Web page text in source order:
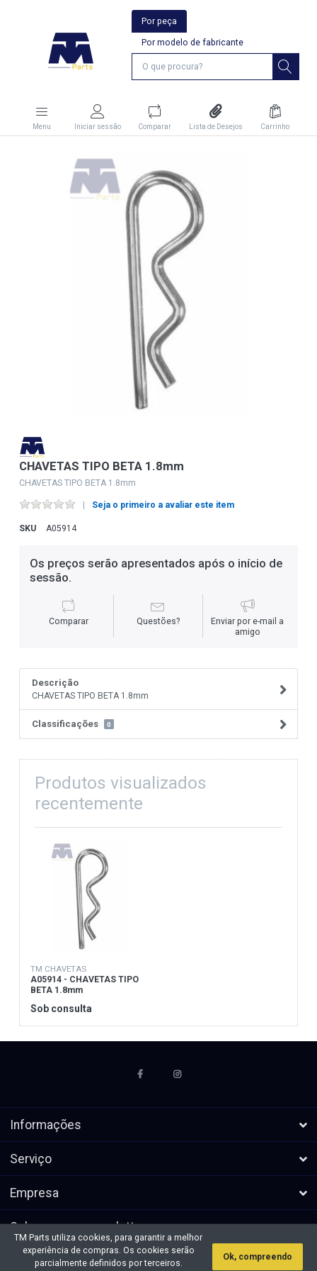
Por peça
Por modelo de fabricante
Menu Iniciar sessão Comparar Lista de Desejos Carrinho
CHAVETAS TIPO BETA 1.8mm
CHAVETAS TIPO BETA 1.8mm
Seja o primeiro a avaliar este item
SKU A05914
Os preços serão apresentados após o início de
sessão.
Comparar Questões?
Enviar por e-mail a
amigo
Descrição
CHAVETAS TIPO BETA 1.8mm
Classificações 0
Produtos visualizados
recentemente
TM CHAVETAS
A05914 - CHAVETAS TIPO
BETA 1.8mm
Sob consulta
Informações
Serviço
Empresa
Subscrever a newsletters
* Todos os preços excl. IVA, mais
Direitos de autor &cópia; 2026 TM
TM Parts utiliza cookies, para garantir a melhor
experiência de compras. Os cookies serão
parcialmente definidos por terceiros.
Ok, compreendo